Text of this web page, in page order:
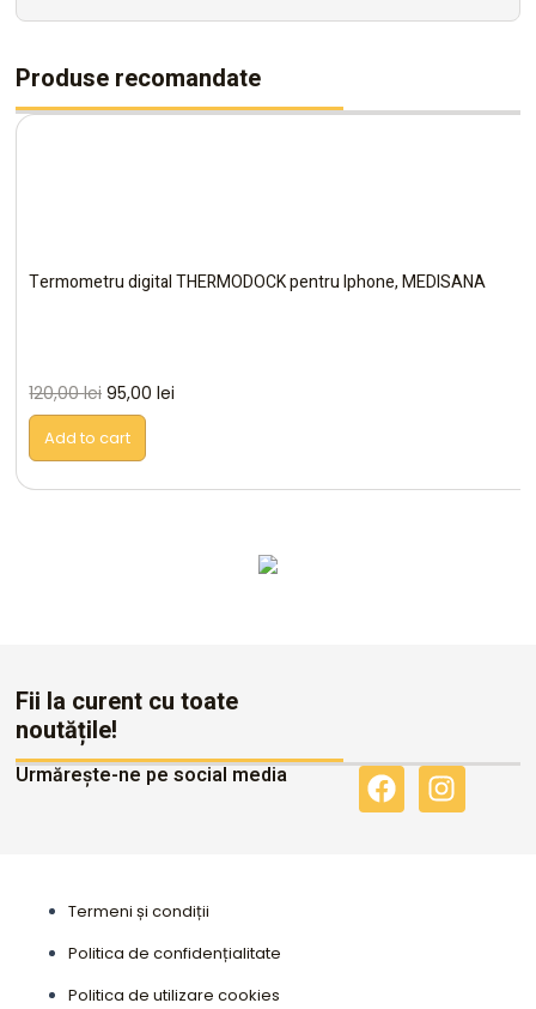
Produse recomandate
Termometru digital THERMODOCK pentru Iphone, MEDISANA
120,00lei 95,00lei
Add to cart
Fii la curent cu toate
noutățile!
Urmărește-ne pe social media
F
a
I
n
Termeni și condiții
Politica de confidențialitate
Politica de utilizare cookies